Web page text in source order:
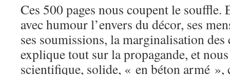
Ces 500 pages nous coupent le souffle.
avec humour l’envers du décor, ses
ses soumissions, la marginalisation
explique tout sur la propagande, et
scientifique, solide, « en béton armé »,